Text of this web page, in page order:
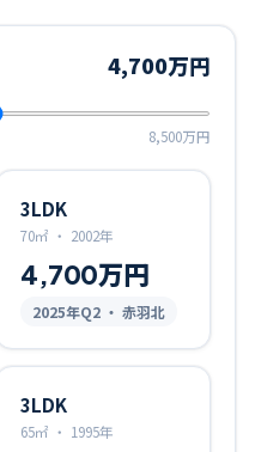
4,700万円
8,500万円
3LDK
70㎡ ・ 2002年
4,700万円
2025年Q2 ・ 赤羽北
3LDK
65㎡ ・ 1995年